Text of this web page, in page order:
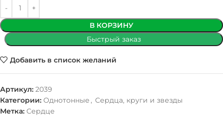
В КОРЗИНУ
Быстрый заказ
Добавить в список желаний
Артикул: 2039
Категории: Однотонные , Сердца, круги и звезды
Метка: Сердце